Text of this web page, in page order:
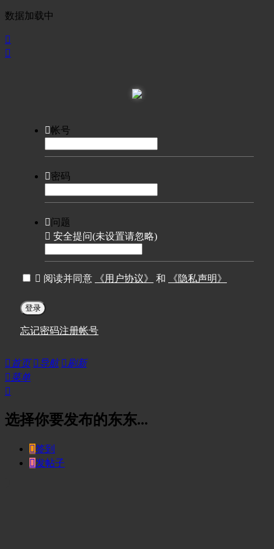
数据加载中


帐号
密码
问题
 安全提问(未设置请忽略)
 阅读并同意 《用户协议》 和 《隐私声明》
登录
忘记密码注册帐号
 首页 导航  刷新
菜单

选择你要发布的东东...
签到
发帖子